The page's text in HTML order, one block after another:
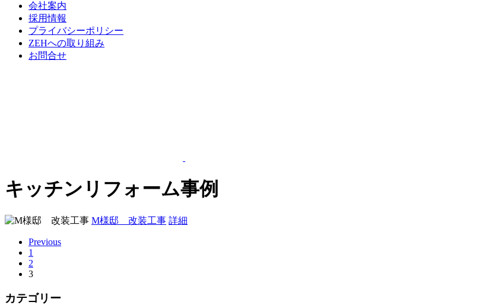
会社案内
採用情報
プライバシーポリシー
ZEHへの取り組み
お問合せ
キッチンリフォーム事例
M様邸 改装工事 詳細
Previous
1
2
3
カテゴリー